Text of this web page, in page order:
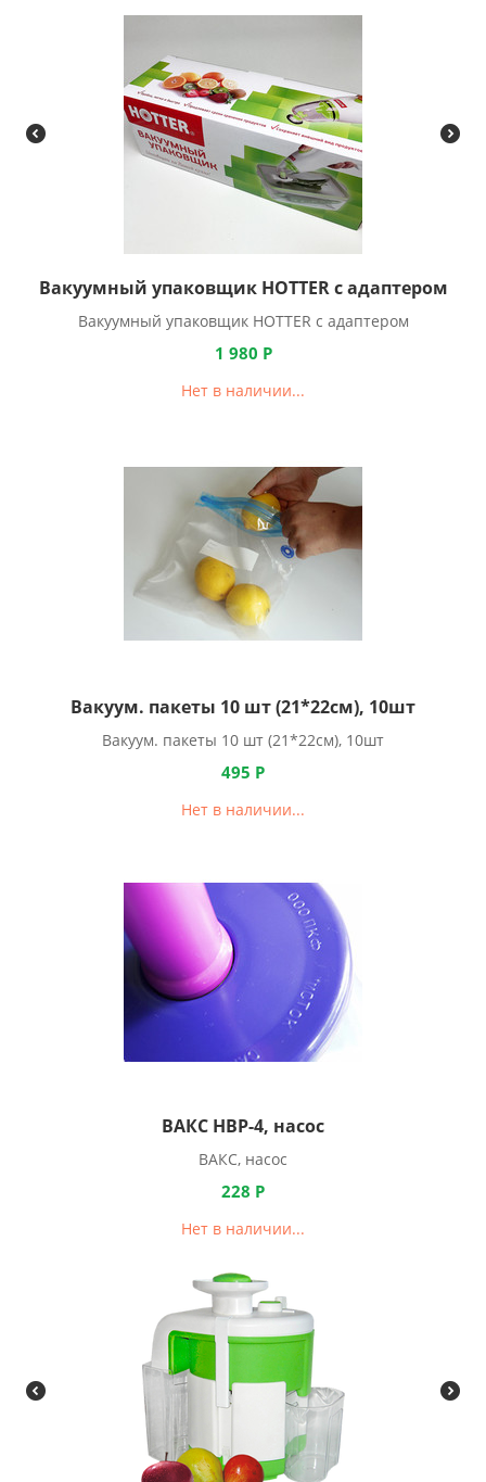
Вакуумный упаковщик HOTTER с адаптером
Вакуумный упаковщик HOTTER с адаптером
1 980 Р
Нет в наличии...
Вакуум. пакеты 10 шт (21*22см), 10шт
Вакуум. пакеты 10 шт (21*22см), 10шт
495 Р
Нет в наличии...
ВАКС НВР-4, насос
ВАКС, насос
228 Р
Нет в наличии...